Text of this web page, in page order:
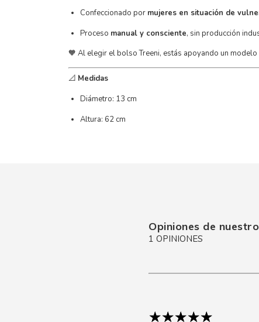
Confeccionado por mujeres en situación de
Proceso manual y consciente, sin producción
🧡 Al elegir el bolso Treeni, estás apoyando un
📐 Medidas
Diámetro: 13 cm
Altura: 62 cm
Opiniones de
1 OPINIONES